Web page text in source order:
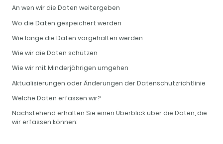
An wen wir die Daten weitergeben
Wo die Daten gespeichert werden
Wie lange die Daten vorgehalten werden
Wie wir die Daten schützen
Wie wir mit Minderjährigen umgehen
Aktualisierungen oder Änderungen der Datenschutzrichtlinie
Welche Daten erfassen wir?
Nachstehend erhalten Sie einen Überblick über die Daten, die
wir erfassen können: